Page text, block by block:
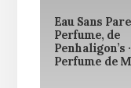
Eau Sans
Perfume, de
Penhaligon’s ·
Perfume de